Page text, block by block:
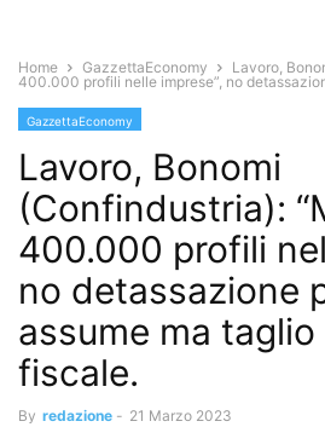
Home GazzettaEconomy
Lavoro,
400.000 profili nelle imprese”, no
GazzettaEconomy
Lavoro, Bonomi
(Confindustria):
400.000 profili
no detassazione
assume ma
fiscale.
By redazione - 21 Marzo 2023